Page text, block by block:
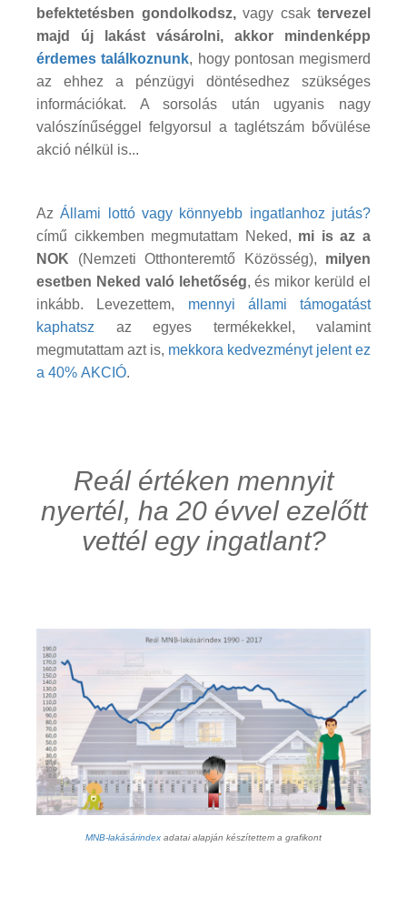
befektetésben gondolkodsz,vagy csak tervezel
majd új lakást vásárolni, akkor mindenképp
érdemes találkoznunk, hogy pontosan megismerd
az ehhez a pénzügyi döntésedhez szükséges
információkat. A sorsolás után ugyanis nagy
valószínűséggel felgyorsul a taglétszám bővülése
akció nélkül is...
AzÁllami lottó vagy könnyebb ingatlanhoz jutás?
című cikkemben megmutattam Neked, mi is az a
NOK (Nemzeti Otthonteremtő Közösség), milyen
esetben Neked való lehetőség, és mikor kerüld el
inkább. Levezettem, mennyi állami támogatást
kaphatsz az egyes termékekkel, valamint
megmutattam azt is, mekkora kedvezményt jelent ez
a 40% AKCIÓ.
Reál értéken mennyit
nyertél, ha 20 évvel ezelőtt
vettél egy ingatlant?
MNB-lakásárindex adatai alapján készítettem a grafikont